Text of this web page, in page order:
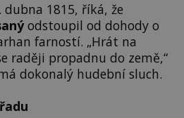
1815, říká, že
odstoupil od dohody o
farností. „Hrát na
raději propadnu do země,“
dokonalý hudební sluch.